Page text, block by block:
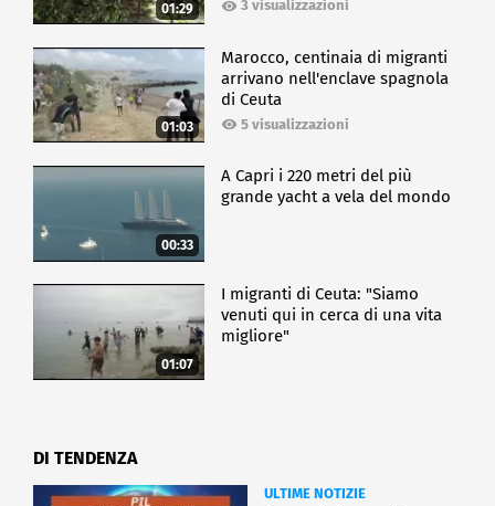
01:29 3 visualizzazioni
01:03
Marocco, centinaia di migranti
arrivano nell'enclave spagnola
di Ceuta
5 visualizzazioni
00:33
A Capri i 220 metri del più
grande yacht a vela del mondo
01:07
I migranti di Ceuta: "Siamo
venuti qui in cerca di una vita
migliore"
DI TENDENZA
ULTIME NOTIZIE